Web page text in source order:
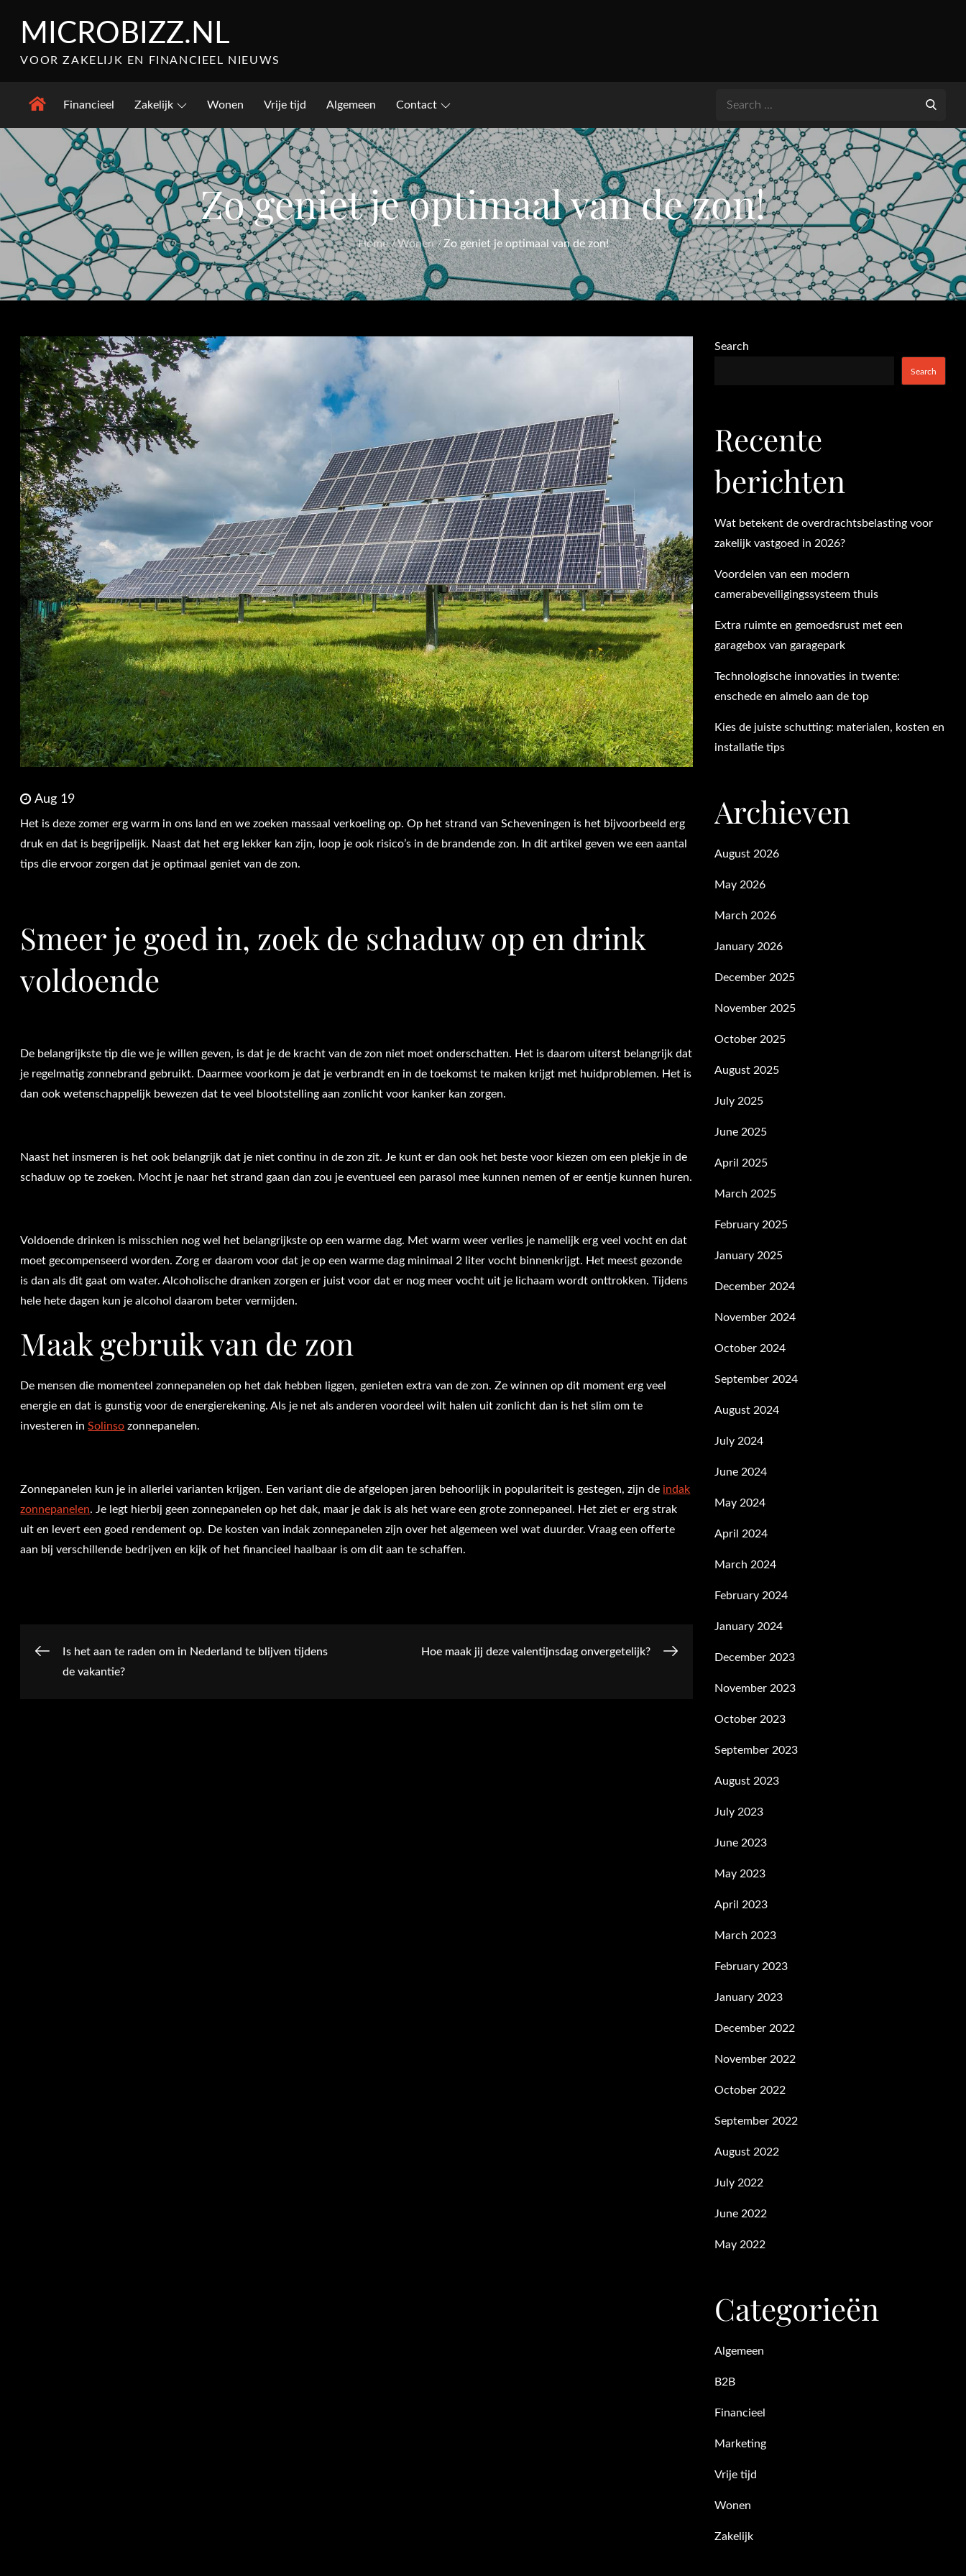
MICROBIZZ.NL
VOOR ZAKELIJK EN FINANCIEEL NIEUWS
Financieel Zakelijk Wonen Vrije tijd Algemeen Contact
Search
Zo geniet je optimaal van de zon!
Home Wonen Zo geniet je optimaal van de zon!
Aug 19
Het is deze zomer erg warm in ons land en we zoeken massaal verkoeling op. Op het strand van Scheveningen is het bijvoorbeeld erg
druk en dat is begrijpelijk. Naast dat het erg lekker kan zijn, loop je ook risico’s in de brandende zon. In dit artikel geven we een aantal
tips die ervoor zorgen dat je optimaal geniet van de zon.
Smeer je goed in, zoek de schaduw op en drink
voldoende
De belangrijkste tip die we je willen geven, is dat je de kracht van de zon niet moet onderschatten. Het is daarom uiterst belangrijk dat
je regelmatig zonnebrand gebruikt. Daarmee voorkom je dat je verbrandt en in de toekomst te maken krijgt met huidproblemen. Het is
dan ook wetenschappelijk bewezen dat te veel blootstelling aan zonlicht voor kanker kan zorgen.
Naast het insmeren is het ook belangrijk dat je niet continu in de zon zit. Je kunt er dan ook het beste voor kiezen om een plekje in de
schaduw op te zoeken. Mocht je naar het strand gaan dan zou je eventueel een parasol mee kunnen nemen of er eentje kunnen huren.
Voldoende drinken is misschien nog wel het belangrijkste op een warme dag. Met warm weer verlies je namelijk erg veel vocht en dat
moet gecompenseerd worden. Zorg er daarom voor dat je op een warme dag minimaal 2 liter vocht binnenkrijgt. Het meest gezonde
is dan als dit gaat om water. Alcoholische dranken zorgen er juist voor dat er nog meer vocht uit je lichaam wordt onttrokken. Tijdens
hele hete dagen kun je alcohol daarom beter vermijden.
Maak gebruik van de zon
De mensen die momenteel zonnepanelen op het dak hebben liggen, genieten extra van de zon. Ze winnen op dit moment erg veel
energie en dat is gunstig voor de energierekening. Als je net als anderen voordeel wilt halen uit zonlicht dan is het slim om te
investeren inSolinso zonnepanelen.
Zonnepanelen kun je in allerlei varianten krijgen. Een variant die de afgelopen jaren behoorlijk in populariteit is gestegen, zijn de indak
zonnepanelen. Je legt hierbij geen zonnepanelen op het dak, maar je dak is als het ware een grote zonnepaneel. Het ziet er erg strak
uit en levert een goed rendement op. De kosten van indak zonnepanelen zijn over het algemeen wel wat duurder. Vraag een offerte
aan bij verschillende bedrijven en kijk of het financieel haalbaar is om dit aan te schaffen.
PostIs het aan te raden om in Nederland te blijven tijdens
de vakantie?
Hoe maak jij deze valentijnsdag onvergetelijk?
Search
Search
Recente
berichten
Wat betekent de overdrachtsbelasting voor
zakelijk vastgoed in 2026?
Voordelen van een modern
camerabeveiligingssysteem thuis
Extra ruimte en gemoedsrust met een
garagebox van garagepark
Technologische innovaties in twente:
enschede en almelo aan de top
Kies de juiste schutting: materialen, kosten en
installatie tips
Archieven
August 2026
May 2026
March 2026
January 2026
December 2025
November 2025
October 2025
August 2025
July 2025
June 2025
April 2025
March 2025
February 2025
January 2025
December 2024
November 2024
October 2024
September 2024
August 2024
July 2024
June 2024
May 2024
April 2024
March 2024
February 2024
January 2024
December 2023
November 2023
October 2023
September 2023
August 2023
July 2023
June 2023
May 2023
April 2023
March 2023
February 2023
January 2023
December 2022
November 2022
October 2022
September 2022
August 2022
July 2022
June 2022
May 2022
Categorieën
Algemeen
B2B
Financieel
Marketing
Vrije tijd
Wonen
Zakelijk